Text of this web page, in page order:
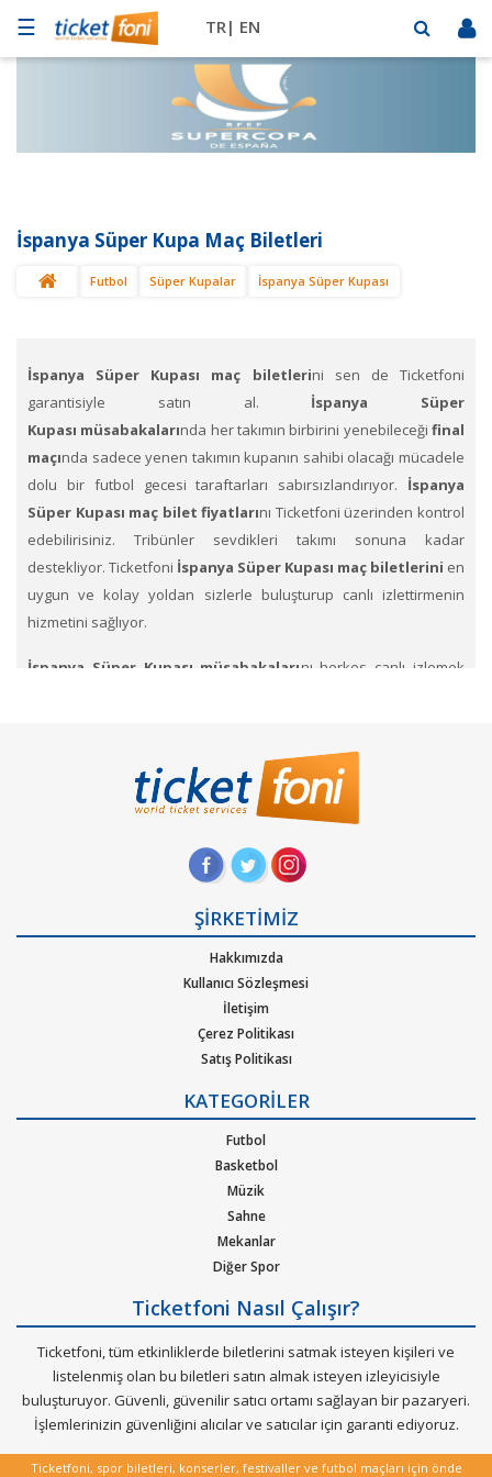
☰ TR| EN
Mekanlar
Diğer
SAT
İspanya Süper Kupa Maç Biletleri
Futbol Süper Kupalar İspanya Süper Kupası
İspanya Süper Kupası maç biletlerini sen de Ticketfoni
garantisiyle satın al. İspanya Süper
Kupası müsabakalarında her takımın birbirini yenebileceğifinal
maçında sadece yenen takımın kupanın sahibi olacağı mücadele
dolu bir futbol gecesi taraftarları sabırsızlandırıyor. İspanya
Süper Kupası maç bilet fiyatlarını Ticketfoni üzerinden kontrol
edebilirisiniz. Tribünler sevdikleri takımı sonuna kadar
destekliyor. Ticketfoni İspanya Süper Kupası maç biletlerini en
uygun ve kolay yoldan sizlerle buluşturup canlı izlettirmenin
hizmetini sağlıyor.
İspanya Süper Kupası müsabakalarını herkes canlı izlemek
stadyumlara akın etmektedirler. Sen de bir an önce maç biletlerini
satın al ve en heyecanlı maçları yerinde izleme şansını
Tüm İspanya La Liga
ve İspanya Süper Kupa
satın al. Takımların birbiri karşısında mücadelesinde yetenekli,
hızlı, pahalı değerli oyuncuların Showlarını izlemek için bileti al.
Maçına gitmek istediğin Futbol Takımına ait bilet fiyatlarını
incelemek için etkinlik sayfasına bakınız.
Ticketfoni üzerinden İspanya Süper Kupası maç bileti nasıl
1. Ticketfoni'ye üye olunuz. Bilet seçiminizi yapınız. (Katılmak
istediğiniz etkinlik ya da etkinliklere ait siteye optimize edilmiş
oturma planları ve kategori sayesinde bilet seçiminizi yapınız.)
2. Size sunulan güvenli Ödeme adımına geçiniz. Artık biletiniz
ŞİRKETİMİZ
Hakkımızda
Kullanıcı Sözleşmesi
İletişim
Çerez Politikası
Satış Politikası
Kurumsal Ağırlama
Nasıl Çalışır
Bilet Tipi ve Teslimat
Üyelik Doğrulama
Sık Sorulan Sorular
KATEGORİLER
Futbol
Basketbol
Müzik
Sahne
Mekanlar
Diğer Spor
Ticketfoni Nasıl Çalışır?
Ticketfoni, tüm etkinliklerde biletlerini satmak isteyen kişileri ve
listelenmiş olan bu biletleri satın almak isteyen izleyicisiyle
buluşturuyor. Güvenli, güvenilir satıcı ortamı sağlayan bir pazaryeri.
İşlemlerinizin güvenliğini alıcılar ve satıcılar için garanti ediyoruz.
Ticketfoni, spor biletleri, konserler, festivaller ve futbol maçları için önde